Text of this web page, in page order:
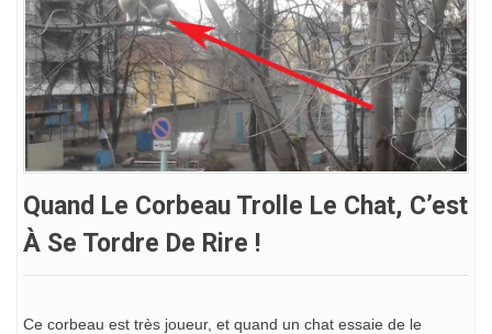
Quand Le Corbeau Trolle Le Chat, C’est
À Se Tordre De Rire !
Ce corbeau est très joueur, et quand un chat essaie de le